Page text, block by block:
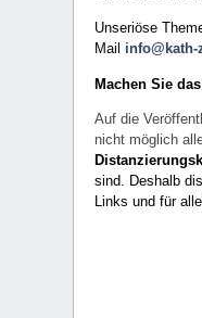
Unseriöse
Mail
Machen Sie
Auf die
nicht möglich
sind. Deshalb
Links und für